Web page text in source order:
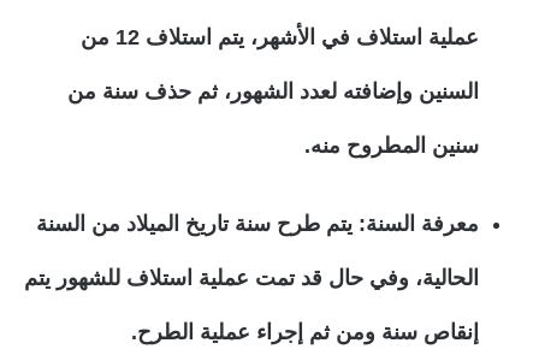
عملية استلاف في الأشهر، يتم استلاف 12 من
السنين وإضافته لعدد الشهور، ثم حذف سنة من
سنين المطروح منه.
معرفة السنة: يتم طرح سنة تاريخ الميلاد من السنة
الحالية، وفي حال قد تمت عملية استلاف للشهور يتم
إنقاص سنة ومن ثم إجراء عملية الطرح.